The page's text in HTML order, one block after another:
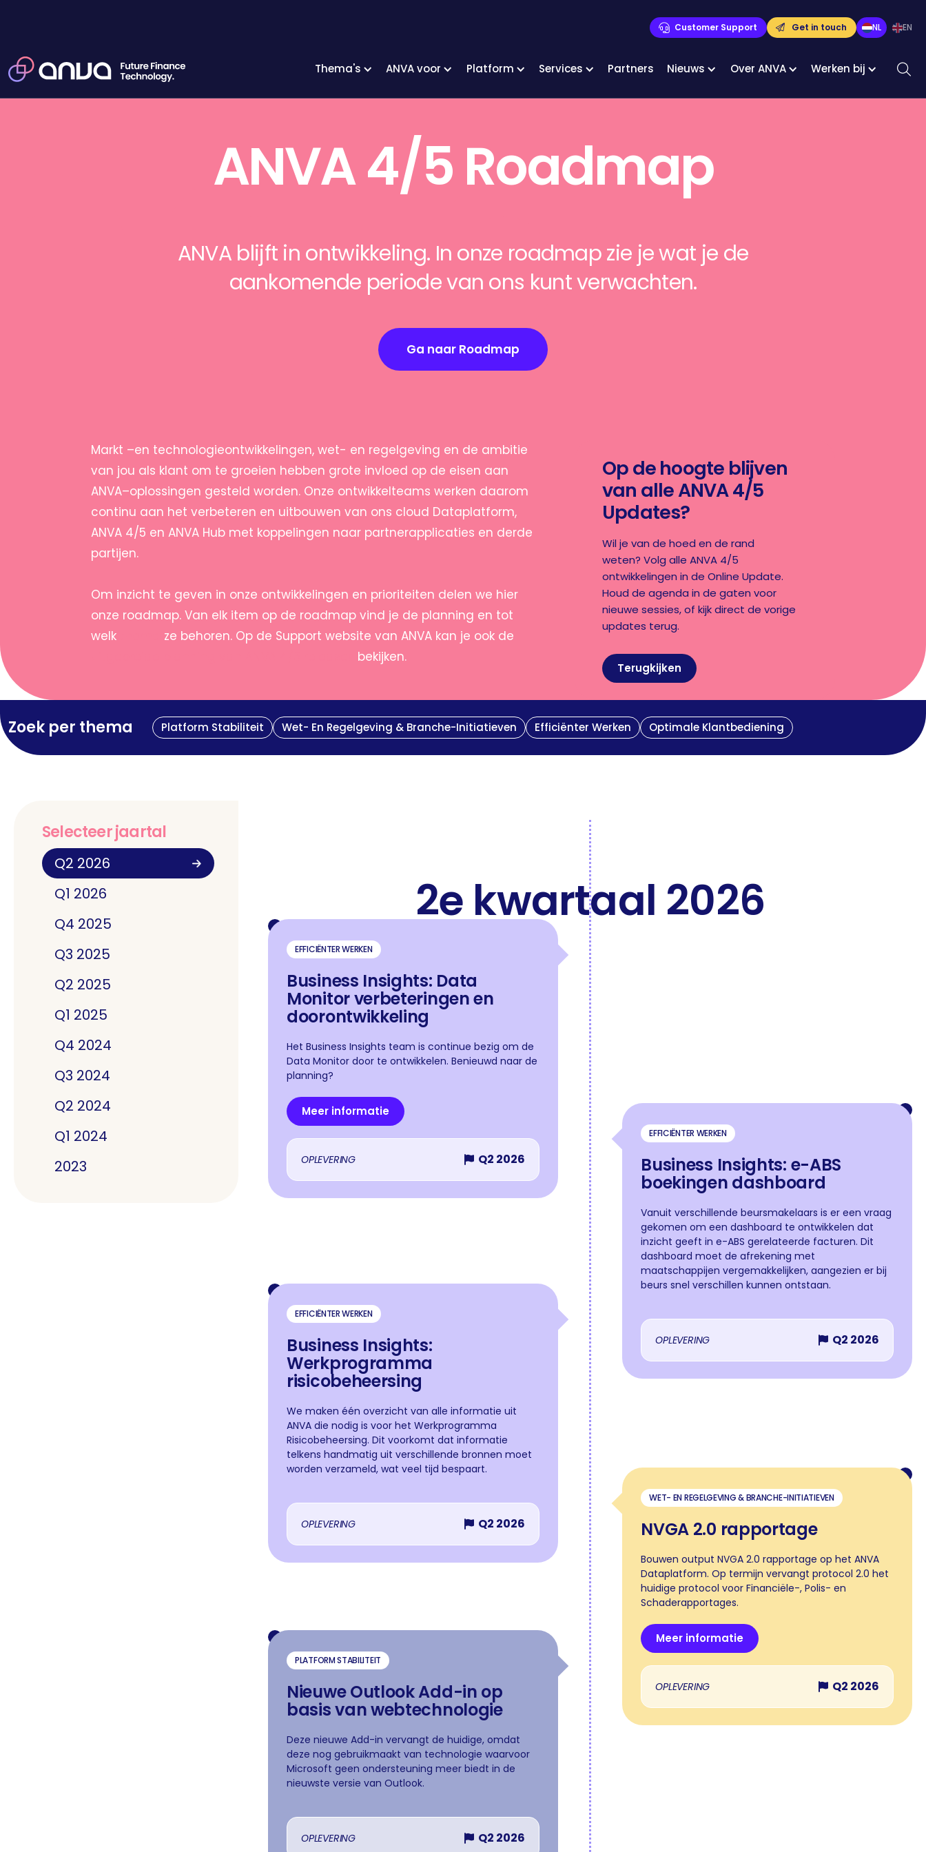
Customer Support Get in touch NL EN
Thema's ANVA voor Platform Services Partners Nieuws Over ANVA Werken bij
ANVA 4/5 Roadmap
ANVA blijft in ontwikkeling. In onze roadmap zie je wat je de
aankomende periode van ons kunt verwachten.
Ga naar Roadmap
Markt –en technologieontwikkelingen, wet- en regelgeving en de ambitie
van jou als klant om te groeien hebben grote invloed op de eisen aan
ANVA–oplossingen gesteld worden. Onze ontwikkelteams werken daarom
continu aan het verbeteren en uitbouwen van ons cloud Dataplatform,
ANVA 4/5 en ANVA Hub met koppelingen naar partnerapplicaties en derde
partijen.
Om inzicht te geven in onze ontwikkelingen en prioriteiten delen we hier
onze roadmap. Van elk item op de roadmap vind je de planning en tot
welk
ze behoren. Op de Support website van ANVA kan je ook de
bekijken.
Op de hoogte blijven
van alle ANVA 4/5
Updates?
Wil je van de hoed en de rand
weten? Volg alle ANVA 4/5
ontwikkelingen in de Online Update.
Houd de agenda in de gaten voor
nieuwe sessies, of kijk direct de vorige
updates terug.
Terugkijken
Zoek per thema Platform Stabiliteit Wet- En Regelgeving & Branche-Initiatieven Efficiënter Werken Optimale Klantbediening
Selecteer jaartal
Q2 2026
Q1 2026
Q4 2025
Q3 2025
Q2 2025
Q1 2025
Q4 2024
Q3 2024
Q2 2024
Q1 2024
2023
2e kwartaal 2026
EFFICIËNTER WERKEN
Business Insights: Data
Monitor verbeteringen en
doorontwikkeling
Het Business Insights team is continue bezig om de
Data Monitor door te ontwikkelen. Benieuwd naar de
planning?
Meer informatie
OPLEVERING  Q2 2026
EFFICIËNTER WERKEN
Business Insights: e-ABS
boekingen dashboard
Vanuit verschillende beursmakelaars is er een vraag
gekomen om een dashboard te ontwikkelen dat
inzicht geeft in e-ABS gerelateerde facturen. Dit
dashboard moet de afrekening met
maatschappijen vergemakkelijken, aangezien er bij
beurs snel verschillen kunnen ontstaan.
OPLEVERING  Q2 2026
EFFICIËNTER WERKEN
Business Insights:
Werkprogramma
risicobeheersing
We maken één overzicht van alle informatie uit
ANVA die nodig is voor het Werkprogramma
Risicobeheersing. Dit voorkomt dat informatie
telkens handmatig uit verschillende bronnen moet
worden verzameld, wat veel tijd bespaart.
OPLEVERING  Q2 2026
WET- EN REGELGEVING & BRANCHE-INITIATIEVEN
NVGA 2.0 rapportage
Bouwen output NVGA 2.0 rapportage op het ANVA
Dataplatform. Op termijn vervangt protocol 2.0 het
huidige protocol voor Financiële-, Polis- en
Schaderapportages.
Meer informatie
OPLEVERING  Q2 2026
PLATFORM STABILITEIT
Nieuwe Outlook Add-in op
basis van webtechnologie
Deze nieuwe Add-in vervangt de huidige, omdat
deze nog gebruikmaakt van technologie waarvoor
Microsoft geen ondersteuning meer biedt in de
nieuwste versie van Outlook.
OPLEVERING  Q2 2026